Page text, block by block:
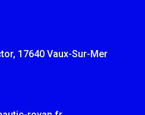
17640 Vaux-Sur-Mer